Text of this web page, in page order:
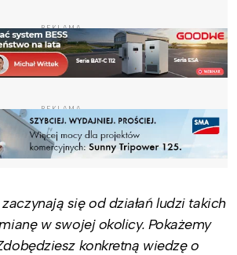
REKLAMA
REKLAMA
się od działań ludzi takich
w swojej okolicy. Pokażemy
konkretną wiedzę o